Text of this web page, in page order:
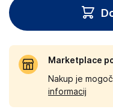
Marketplace
Nakup je
informacij